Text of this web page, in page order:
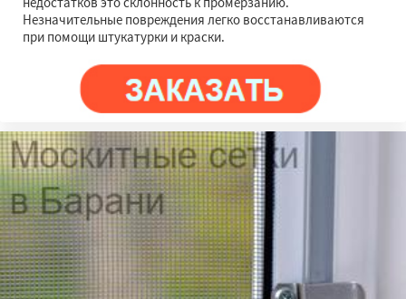
Незначительные повреждения легко восстанавливаются
при помощи штукатурки и краски.